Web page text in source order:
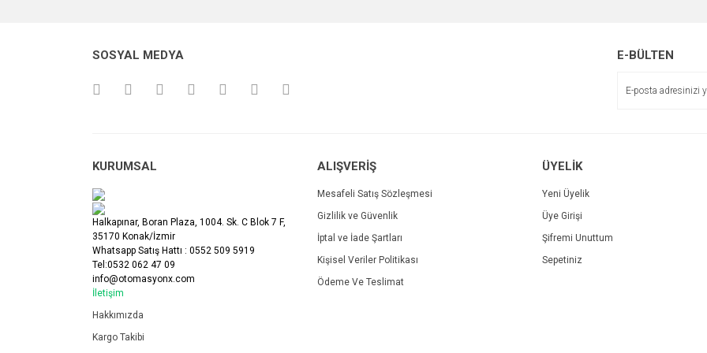
Ürün fiyatı diğer sitelerden daha pahalı.
SOSYAL MEDYA E-BÜLTEN
KURUMSAL
Halkapınar, Boran Plaza, 1004. Sk. C Blok 7 F,
35170 Konak/İzmir
Whatsapp Satış Hattı : 0552 509 5919
Tel:0532 062 47 09
info@otomasyonx.com
İletişim
Hakkımızda
Kargo Takibi
ALIŞVERİŞ
Mesafeli Satış Sözleşmesi
Gizlilik ve Güvenlik
İptal ve İade Şartları
Kişisel Veriler Politikası
Ödeme Ve Teslimat
ÜYELİK
Yeni Üyelik
Üye Girişi
Şifremi Unuttum
Sepetiniz